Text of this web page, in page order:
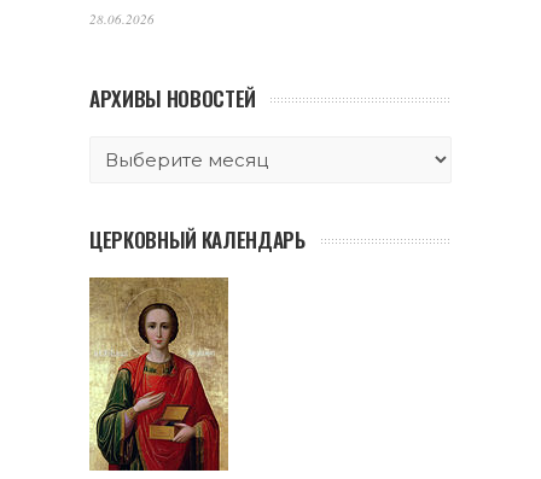
28.06.2026
АРХИВЫ НОВОСТЕЙ
ЦЕРКОВНЫЙ КАЛЕНДАРЬ